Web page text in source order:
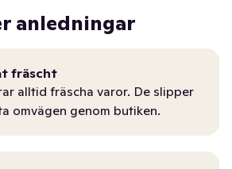
anledningar
fräscht
alltid fräscha varor. De slipper
omvägen genom butiken.